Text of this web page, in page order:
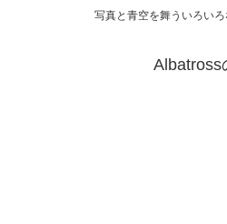
写真と青空を舞ういろいろ
Albatross